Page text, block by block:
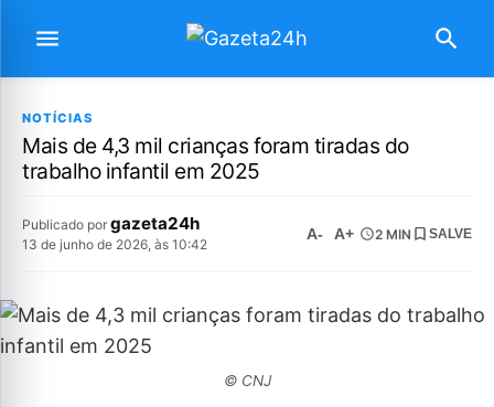
NOTÍCIAS
Mais de 4,3 mil crianças foram tiradas do
trabalho infantil em 2025
Publicado por gazeta24h
13 de junho de 2026, às 10:42
A- A+ 2 MIN SALVE
© CNJ